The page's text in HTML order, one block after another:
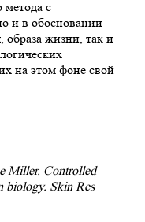
метода с
и в обосновании
образа жизни, так и
на этом фоне свой
Miller. Controlled
biology. Skin Res